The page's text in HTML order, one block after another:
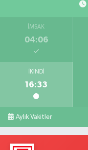
İMSAK
04:06
İKINDI
16:33
Aylık Vakitler